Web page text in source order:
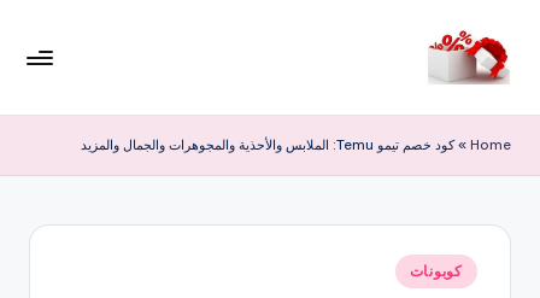
التجاوز
ر
حب
ا
Home
»كود خصم تيمو Temu: الملابس والأحذية والمجوهرات والجمال والمزيد
نُشر
في
كوبونات